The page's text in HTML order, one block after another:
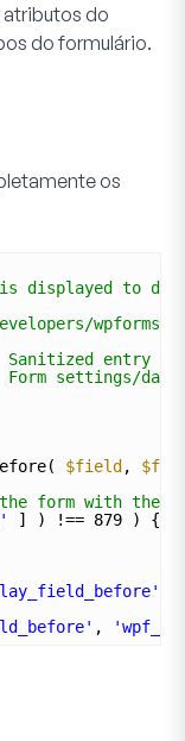
atributos do
do formulário.
os
displayed to
Sanitized entry
Form settings/
$field,
form with the
] ) !== 879 ) {
,